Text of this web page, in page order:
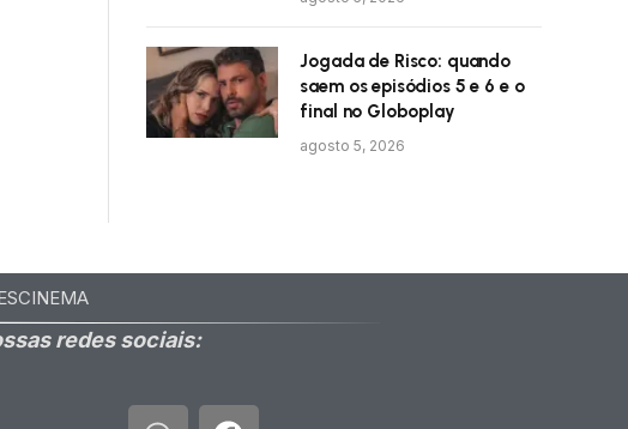
Jogada de Risco: quando
saem os episódios 5 e 6 e o
final no Globoplay
agosto 5, 2026
CINEMA
redes sociais: